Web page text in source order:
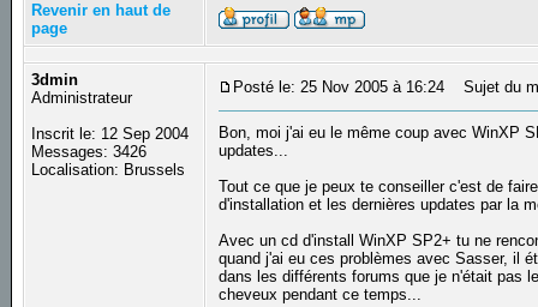
Revenir en haut de
page
3dmin
Administrateur
Inscrit le: 12 Sep 2004
Messages: 3426
Localisation: Brussels
Posté le: 25 Nov 2005 à 16:24 Sujet du
Bon, moi j'ai eu le même coup avec WinXP
updates...
Tout ce que je peux te conseiller c'est de
d'installation et les dernières updates par la
Avec un cd d'install WinXP SP2+ tu ne
quand j'ai eu ces problèmes avec Sasser, il
dans les différents forums que je n'était pas
cheveux pendant ce temps...